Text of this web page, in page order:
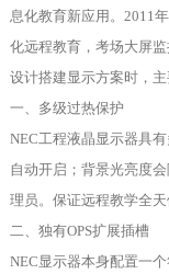
息化教育新应用。2011
化远程教育，考场大屏
设计搭建显示方案时，
一、多级过热保护
NEC工程液晶显示器具
自动开启；背景光亮度
理员。保证远程教学全天
二、独有OPS扩展插槽
NEC显示器本身配置一